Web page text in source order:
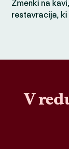
Zmenki na
restavracija,
V